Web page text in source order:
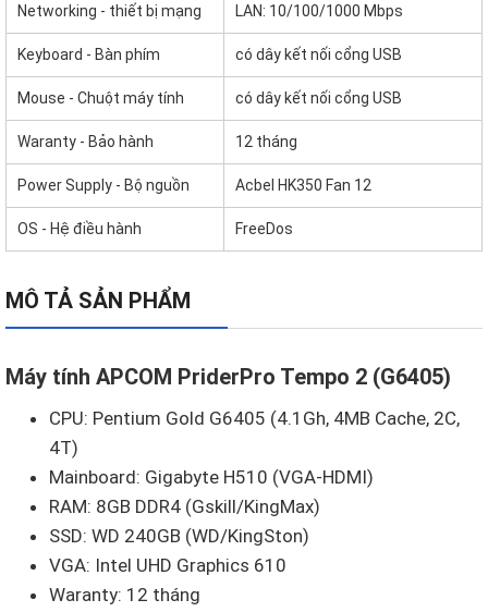
Networking - thiết bị mạng LAN: 10/100/1000 Mbps
Keyboard - Bàn phím có dây kết nối cổng USB
Mouse - Chuột máy tính có dây kết nối cổng USB
Waranty - Bảo hành 12 tháng
Power Supply - Bộ nguồn Acbel HK350 Fan 12
OS - Hệ điều hành FreeDos
MÔ TẢ SẢN PHẨM
Máy tính APCOM PriderPro Tempo 2 (G6405)
CPU: Pentium Gold G6405 (4.1Gh, 4MB Cache, 2C,
4T)
Mainboard: Gigabyte H510 (VGA-HDMI)
RAM: 8GB DDR4 (Gskill/KingMax)
SSD: WD 240GB (WD/KingSton)
VGA: Intel UHD Graphics 610
Waranty: 12 tháng